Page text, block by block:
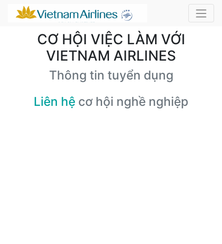
CƠ HỘI VIỆC LÀM VỚI
VIETNAM AIRLINES
Thông tin tuyển dụng
Liên hệ cơ hội nghề nghiệp